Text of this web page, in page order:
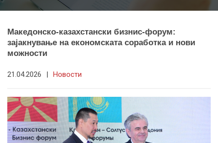
Македонско-казахстански бизнис-форум:
зајакнување на економската соработка и нови
можности
21.04.2026 | Новости